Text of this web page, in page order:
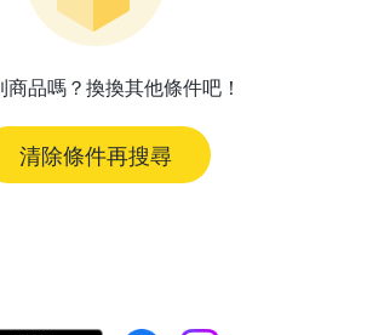
商品嗎？換換其他條件吧！
清除條件再搜尋